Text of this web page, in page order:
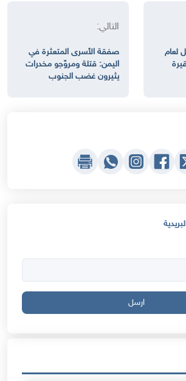
لعام
التالي:
صفقة الأسرى المتعثرة في
اليمن: قتلة ومروّجو مخدرات
يثيرون غضب الجنوب
ارسل